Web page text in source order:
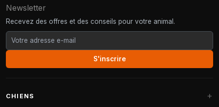
Newsletter
Recevez des offres et des conseils pour votre animal.
S'inscrire
CHIENS